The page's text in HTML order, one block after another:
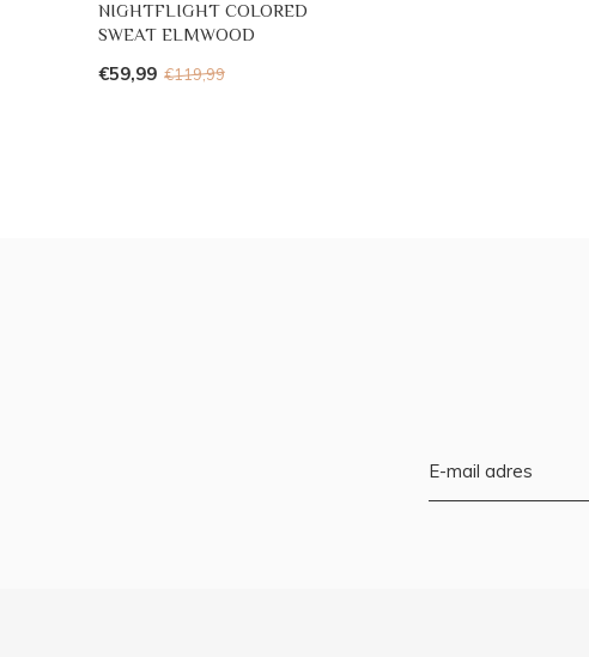
NIGHTFLIGHT COLORED
SWEAT ELMWOOD
€59,99 €119,99